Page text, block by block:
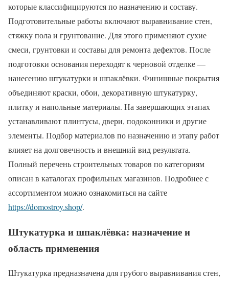
которые классифицируются по назначению и составу.
Подготовительные работы включают выравнивание стен,
стяжку пола и грунтование. Для этого применяют сухие
смеси, грунтовки и составы для ремонта дефектов. После
подготовки основания переходят к черновой отделке —
нанесению штукатурки и шпаклёвки. Финишные покрытия
объединяют краски, обои, декоративную штукатурку,
плитку и напольные материалы. На завершающих этапах
устанавливают плинтусы, двери, подоконники и другие
элементы. Подбор материалов по назначению и этапу работ
влияет на долговечность и внешний вид результата.
Полный перечень строительных товаров по категориям
описан в каталогах профильных магазинов. Подробнее с
ассортиментом можно ознакомиться на сайте
https://domostroy.shop/.
Штукатурка и шпаклёвка: назначение и
область применения
Штукатурка предназначена для грубого выравнивания стен,